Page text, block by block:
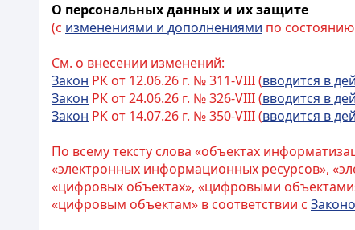
О персональных данных и их защите
(с изменениями и дополнениями по состоянию
См. о внесении изменений:
Закон РК от 12.06.26 г. № 311-VIII (вводится в
Закон РК от 24.06.26 г. № 326-VIII (вводится в
Закон РК от 14.07.26 г. № 350-VIII (вводится в
По всему тексту слова «объектах
«электронных информационных ресурсов»,
«цифровых объектах», «цифровыми
«цифровым объектам» в соответствии с